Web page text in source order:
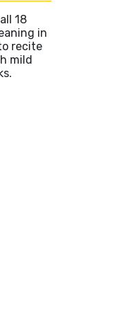
18
in
recite
mild